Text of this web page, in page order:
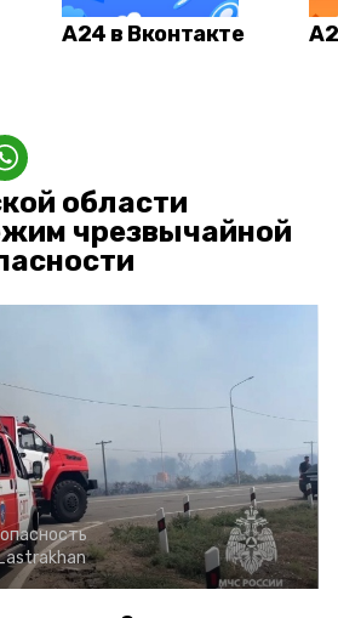
А24 в Вконтакте
области
чрезвычайной